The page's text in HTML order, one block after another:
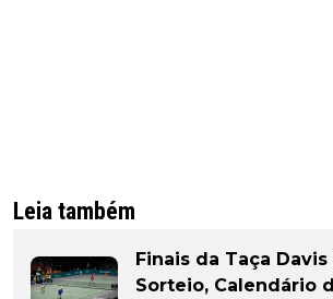
Leia também
Finais da Taça Davis
Sorteio, Calendário